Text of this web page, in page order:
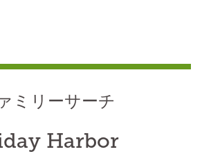
ミリーサーチ
Harbor